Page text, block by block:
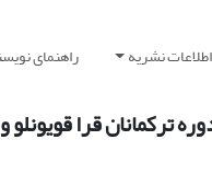
اطلاعات نشریه راهنمای
ترکمانان قرا قویونلو